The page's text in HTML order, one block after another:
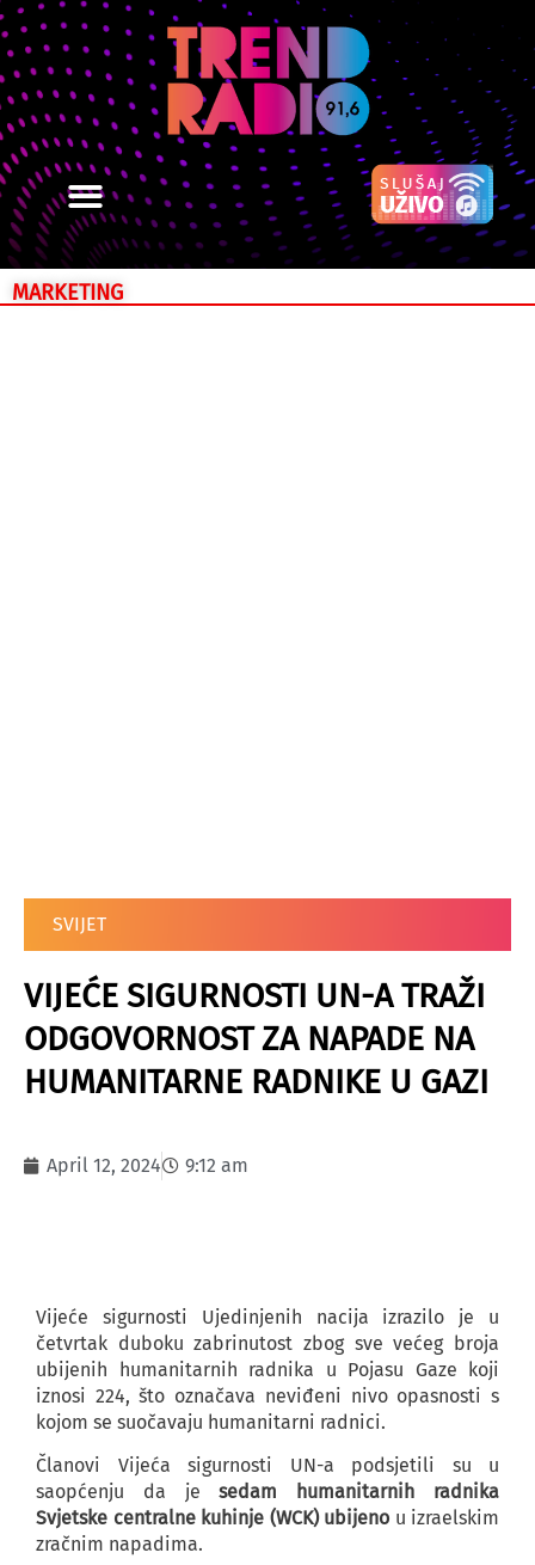
MARKETING
SVIJET
VIJEĆE SIGURNOSTI UN-A TRAŽI
ODGOVORNOST ZA NAPADE NA
HUMANITARNE RADNIKE U GAZI
April 12, 2024 9:12 am
Vijeće sigurnosti Ujedinjenih nacija izrazilo je u
četvrtak duboku zabrinutost zbog sve većeg broja
ubijenih humanitarnih radnika u Pojasu Gaze koji
iznosi 224, što označava neviđeni nivo opasnosti s
kojom se suočavaju humanitarni radnici.
Članovi Vijeća sigurnosti UN-a podsjetili su u
saopćenju da jesedam humanitarnih radnika
Svjetske centralne kuhinje (WCK) ubijeno u izraelskim
zračnim napadima.